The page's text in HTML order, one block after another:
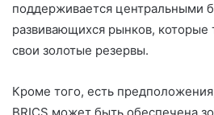
поддерживается центральными
развивающихся рынков,
свои золотые резервы.
Кроме того, есть